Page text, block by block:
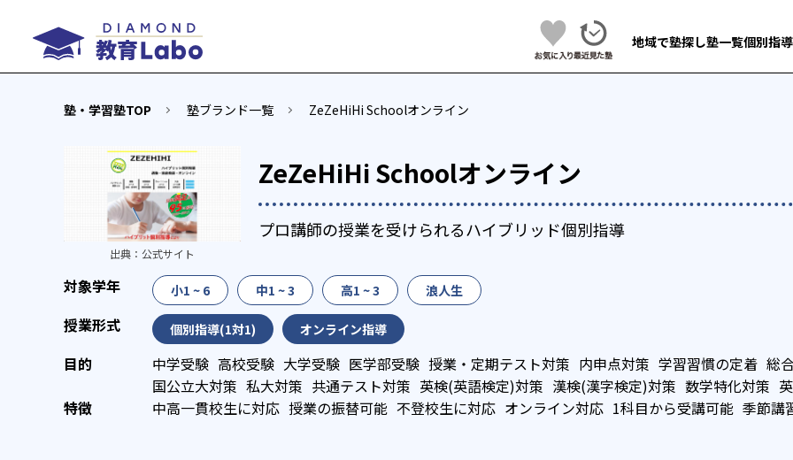
地域で塾探し塾一覧個別指
塾・学習塾TOP 塾ブランド一覧 ZeZeHiHi Schoolオンライン
ZeZeHiHi Schoolオンライン
プロ講師の授業を受けられるハイブリッド個別指導
出典： 公式サイト
小1 ~ 6 中1 ~ 3 高1 ~ 3 浪人生
個別指導(1対1) オンライン指導
中学受験 高校受験 大学受験 医学部受験 授業・定期テスト対策 内申点対策 学習習慣の定着 総
国公立大対策 私大対策 共通テスト対策 英検(英語検定)対策 漢検(漢字検定)対策 数学特化対策
中高一貫校生に対応 授業の振替可能 不登校生に対応 オンライン対応 1科目から受講可能 季節講